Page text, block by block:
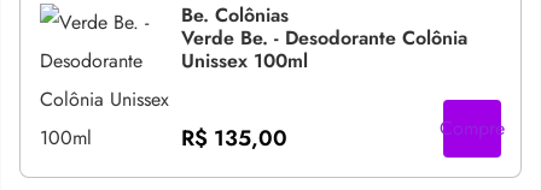
Be. Colônias
Verde Be. - Desodorante Colônia
Unissex 100ml
R$ 135,00 Compre